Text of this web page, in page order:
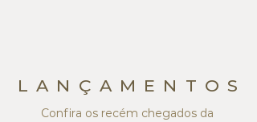
L A N Ç A M E N T O S
Confira os recém chegados da